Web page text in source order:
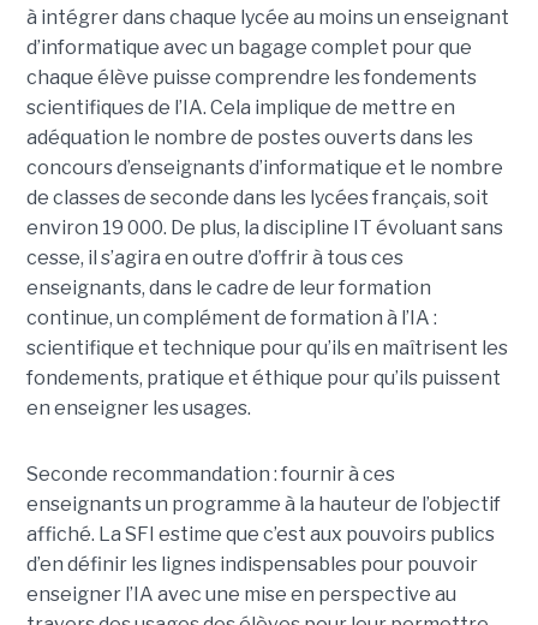
à intégrer dans chaque lycée au moins un enseignant
d’informatique avec un bagage complet pour que
chaque élève puisse comprendre les fondements
scientifiques de l’IA. Cela implique de mettre en
adéquation le nombre de postes ouverts dans les
concours d’enseignants d’informatique et le nombre
de classes de seconde dans les lycées français, soit
environ 19 000. De plus, la discipline IT évoluant sans
cesse, il s’agira en outre d’offrir à tous ces
enseignants, dans le cadre de leur formation
continue, un complément de formation à l’IA :
scientifique et technique pour qu’ils en maîtrisent les
fondements, pratique et éthique pour qu’ils puissent
en enseigner les usages.
Seconde recommandation : fournir à ces
enseignants un programme à la hauteur de l’objectif
affiché. La SFI estime que c’est aux pouvoirs publics
d’en définir les lignes indispensables pour pouvoir
enseigner l’IA avec une mise en perspective au